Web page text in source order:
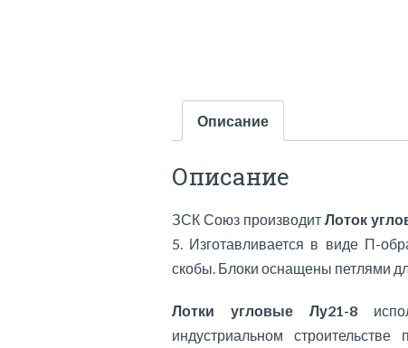
Описание
Описание
ЗСК Союз производит Лоток
5. Изготавливается в виде П-
скобы. Блоки оснащены петлями
Лотки угловые Лу21-8
индустриальном